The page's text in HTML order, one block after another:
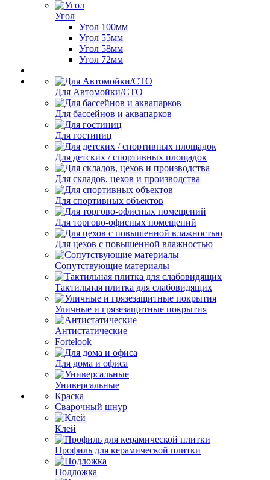
Угол
Угол 100мм
Угол 55мм
Угол 58мм
Угол 72мм
Для Автомойки/СТО
Для бассейнов и аквапарков
Для гостиниц
Для детских / спортивных площадок
Для складов, цехов и производства
Для спортивных объектов
Для торгово-офисных помещений
Для цехов с повышенной влажностью
Сопутствующие материалы
Тактильная плитка для слабовидящих
Уличные и грязезащитные покрытия
Антистатические
Fortelook
Для дома и офиса
Универсальные
Краска
Сварочный шнур
Клей
Профиль для керамической плитки
Подложка